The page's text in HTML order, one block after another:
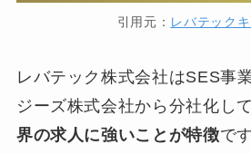
引用元： レバテック
レバテック株式会社はSES事
ジーズ株式会社から分社化し
界の求人に強いことが特徴で